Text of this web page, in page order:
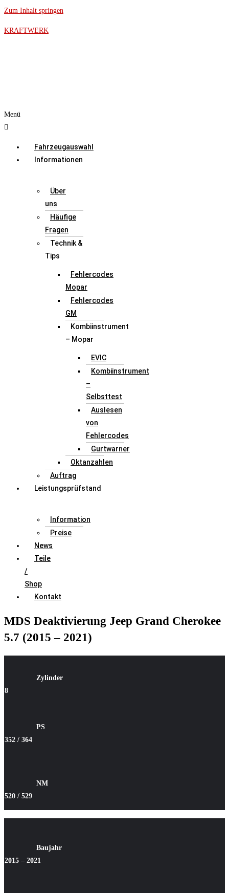
Zum Inhalt springen
KRAFTWERK
Menü
Fahrzeugauswahl
Informationen
Über
uns
Häufige
Fragen
Technik &
Tips
Fehlercodes
Mopar
Fehlercodes
GM
Kombiinstrument
– Mopar
EVIC
Kombiinstrument
–
Selbsttest
Auslesen
von
Fehlercodes
Gurtwarner
Oktanzahlen
Auftrag
Leistungsprüfstand
Information
Preise
News
Teile
/
Shop
Kontakt
MDS Deaktivierung Jeep Grand Cherokee
5.7 (2015 – 2021)
Zylinder
8
PS
352 / 364
NM
520 / 529
Baujahr
2015 – 2021